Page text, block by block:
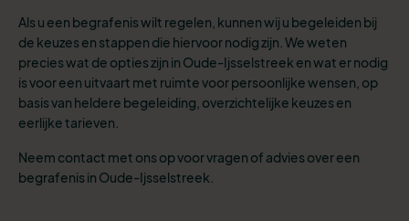
Als u een begrafenis wilt regelen, kunnen wij u begeleiden bij
de keuzes en stappen die hiervoor nodig zijn. We weten
precies wat de opties zijn in Oude-Ijsselstreek en wat er nodig
is voor een uitvaart met ruimte voor persoonlijke wensen, op
basis van heldere begeleiding, overzichtelijke keuzes en
eerlijke tarieven.
Neem contact met ons op voor vragen of advies over een
begrafenis in Oude-Ijsselstreek.